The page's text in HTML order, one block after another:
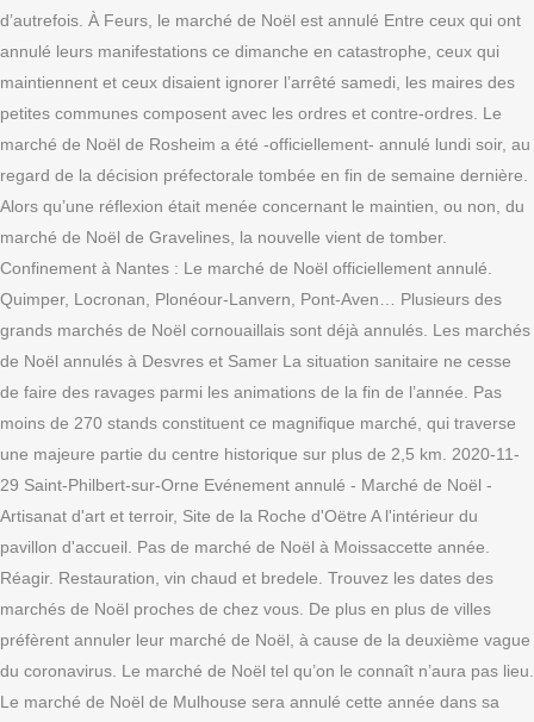
d’autrefois. À Feurs, le marché de Noël est annulé Entre ceux qui ont
annulé leurs manifestations ce dimanche en catastrophe, ceux qui
maintiennent et ceux disaient ignorer l’arrêté samedi, les maires des
petites communes composent avec les ordres et contre-ordres. Le
marché de Noël de Rosheim a été -officiellement- annulé lundi soir, au
regard de la décision préfectorale tombée en fin de semaine dernière.
Alors qu’une réflexion était menée concernant le maintien, ou non, du
marché de Noël de Gravelines, la nouvelle vient de tomber.
Confinement à Nantes : Le marché de Noël officiellement annulé.
Quimper, Locronan, Plonéour-Lanvern, Pont-Aven… Plusieurs des
grands marchés de Noël cornouaillais sont déjà annulés. Les marchés
de Noël annulés à Desvres et Samer La situation sanitaire ne cesse
de faire des ravages parmi les animations de la fin de l’année. Pas
moins de 270 stands constituent ce magnifique marché, qui traverse
une majeure partie du centre historique sur plus de 2,5 km. 2020-11-
29 Saint-Philbert-sur-Orne Evénement annulé - Marché de Noël -
Artisanat d'art et terroir, Site de la Roche d'Oëtre A l'intérieur du
pavillon d'accueil. Pas de marché de Noël à Moissaccette année.
Réagir. Restauration, vin chaud et bredele. Trouvez les dates des
marchés de Noël proches de chez vous. De plus en plus de villes
préfèrent annuler leur marché de Noël, à cause de la deuxième vague
du coronavirus. Le marché de Noël tel qu’on le connaît n’aura pas lieu.
Le marché de Noël de Mulhouse sera annulé cette année dans sa